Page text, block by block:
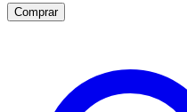
Comprar